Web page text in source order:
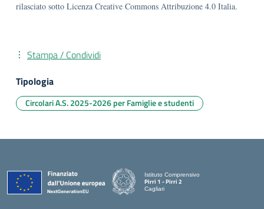
rilasciato sotto Licenza Creative Commons Attribuzione 4.0 Italia.
Stampa / Condividi
Tipologia
Circolari A.S. 2025-2026 per Famiglie e studenti
Istituto Comprensivo
Pirri 1 - Pirri 2
Cagliari